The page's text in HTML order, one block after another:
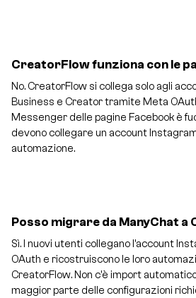
CreatorFlow funziona con le
No. CreatorFlow si collega solo agli
Business e Creator tramite Meta
Messenger delle pagine Facebook è
devono collegare un account
automazione.
Posso migrare da ManyChat
Sì. I nuovi utenti collegano l'account
OAuth e ricostruiscono le loro
CreatorFlow. Non c'è import
maggior parte delle configurazioni